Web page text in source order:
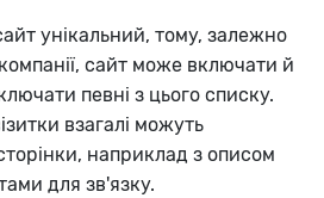
унікальний, тому, залежно
компанії, сайт може включати й
певні з цього списку.
взагалі можуть
наприклад з описом
для зв'язку.